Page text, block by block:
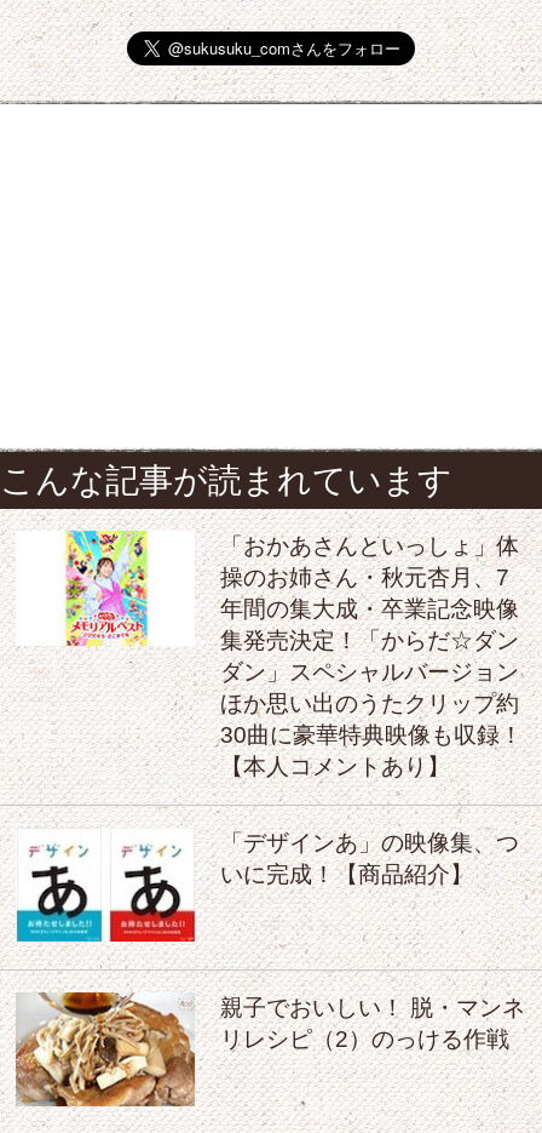
こんな記事が読まれています
「おかあさんといっしょ」体
操のお姉さん・秋元杏月、7
年間の集大成・卒業記念映像
集発売決定！「からだ☆ダン
ダン」スペシャルバージョン
ほか思い出のうたクリップ約
30曲に豪華特典映像も収録！
【本人コメントあり】
「デザインあ」の映像集、つ
いに完成！【商品紹介】
親子でおいしい！ 脱・マンネ
リレシピ（2）のっける作戦